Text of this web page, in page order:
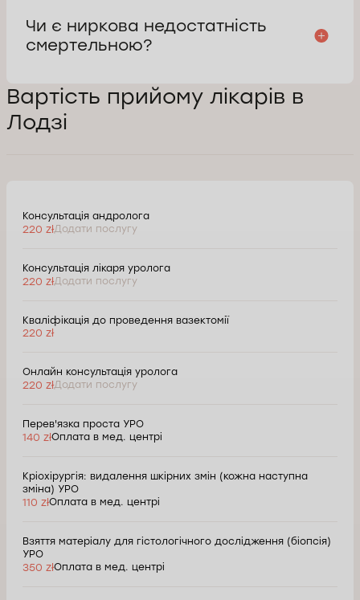
Чи є ниркова недостатність
смертельною?
Вартість прийому лікарів в
Лодзі
Консультація андролога
220 złДодати послугу
Консультація лікаря уролога
220 złДодати послугу
Кваліфікація до проведення вазектомії
220 zł
Онлайн консультація уролога
220 złДодати послугу
Перев'язка проста УРО
140 złОплата в мед. центрі
Кріохірургія: видалення шкірних змін (кожна наступна
зміна) УРО
110 złОплата в мед. центрі
Взяття матеріалу для гістологічного дослідження (біопсія)
УРО
350 złОплата в мед. центрі